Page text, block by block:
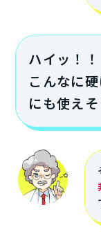
ハイッ！！
こんなに
にも使え